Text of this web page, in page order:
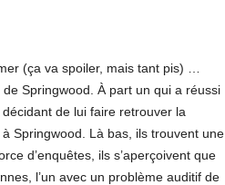
(ça va spoiler, mais tant pis) …
Springwood. À part un qui a réussi
de lui faire retrouver la
Springwood. Là bas, ils trouvent une
d’enquêtes, ils s’aperçoivent que
l’un avec un problème auditif de